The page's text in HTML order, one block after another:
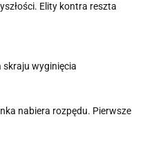
Elity kontra reszta
skraju wyginięcia
nabiera rozpędu. Pierwsze